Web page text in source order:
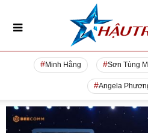
Minh Hằng Sơn Tùng
Angela